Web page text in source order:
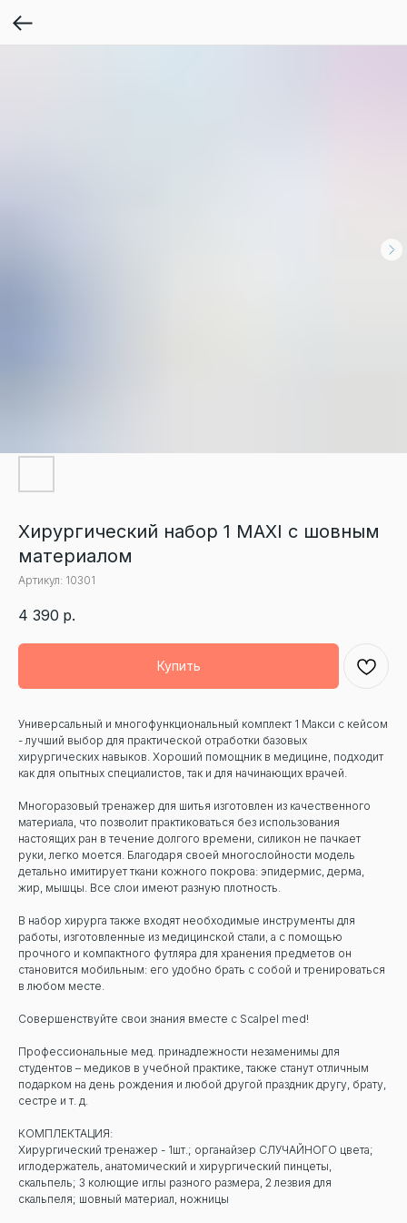
Хирургический набор 1 MAXI с шовным
материалом
Артикул: 10301
4 390 р.
Купить
Универсальный и многофункциональный комплект 1 Макси с кейсом
- лучший выбор для практической отработки базовых
хирургических навыков. Хороший помощник в медицине, подходит
как для опытных специалистов, так и для начинающих врачей.
Многоразовый тренажер для шитья изготовлен из качественного
материала, что позволит практиковаться без использования
настоящих ран в течение долгого времени, силикон не пачкает
руки, легко моется. Благодаря своей многослойности модель
детально имитирует ткани кожного покрова: эпидермис, дерма,
жир, мышцы. Все слои имеют разную плотность.
В набор хирурга также входят необходимые инструменты для
работы, изготовленные из медицинской стали, а с помощью
прочного и компактного футляра для хранения предметов он
становится мобильным: его удобно брать с собой и тренироваться
в любом месте.
Совершенствуйте свои знания вместе с Scalpel med!
Профессиональные мед. принадлежности незаменимы для
студентов – медиков в учебной практике, также станут отличным
подарком на день рождения и любой другой праздник другу, брату,
сестре и т. д.
КОМПЛЕКТАЦИЯ:
Хирургический тренажер - 1шт.; органайзер СЛУЧАЙНОГО цвета;
иглодержатель, анатомический и хирургический пинцеты,
скальпель; 3 колющие иглы разного размера, 2 лезвия для
скальпеля; шовный материал, ножницы